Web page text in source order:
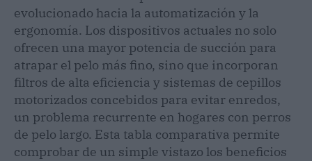
evolucionado hacia la automatización y la
ergonomía. Los dispositivos actuales no solo
ofrecen una mayor potencia de succión para
atrapar el pelo más fino, sino que incorporan
filtros de alta eficiencia y sistemas de cepillos
motorizados concebidos para evitar enredos,
un problema recurrente en hogares con perros
de pelo largo. Esta tabla comparativa permite
comprobar de un simple vistazo los beneficios